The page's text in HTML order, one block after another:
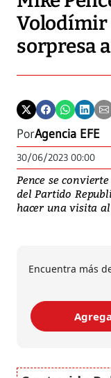
Volodímir
sorpresa
PorAgencia EFE
30/06/2023 00:00
Pence se
del Partido
hacer una visita
Encuentra más